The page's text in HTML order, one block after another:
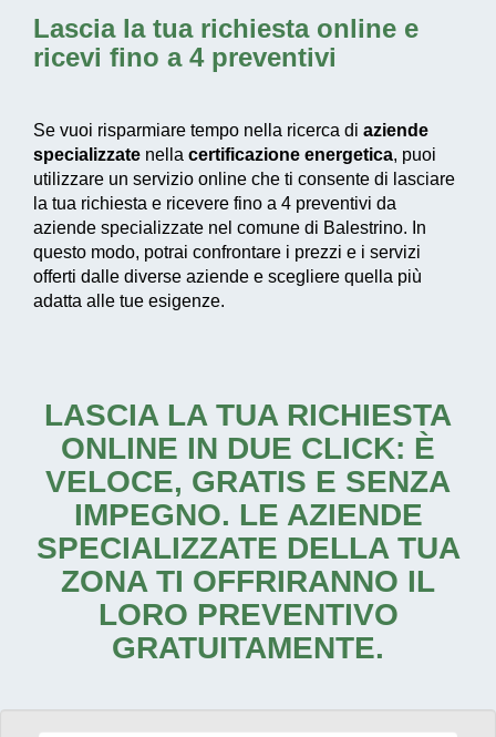
Lascia la tua richiesta online e
ricevi fino a 4 preventivi
Se vuoi risparmiare tempo nella ricerca di aziende
specializzate nella certificazione energetica, puoi
utilizzare un servizio online che ti consente di lasciare
la tua richiesta e ricevere fino a 4 preventivi da
aziende specializzate nel comune di Balestrino. In
questo modo, potrai confrontare i prezzi e i servizi
offerti dalle diverse aziende e scegliere quella più
adatta alle tue esigenze.
LASCIA LA TUA RICHIESTA
ONLINE IN DUE CLICK: È
VELOCE, GRATIS E SENZA
IMPEGNO. LE AZIENDE
SPECIALIZZATE DELLA TUA
ZONA TI OFFRIRANNO IL
LORO PREVENTIVO
GRATUITAMENTE.